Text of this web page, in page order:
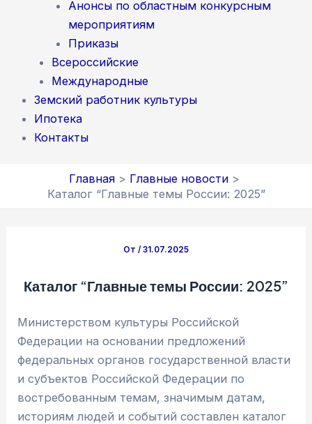
Анонсы по областным конкурсным
мероприятиям
Приказы
Всероссийские
Международные
Земский работник культуры
Ипотека
Контакты
Главная
Главные новости
Каталог “Главные темы России: 2025”
От /31.07.2025
Каталог “Главные темы России: 2025”
Министерством культуры Российской
Федерации на основании предложений
федеральных органов государственной власти
и субъектов Российской Федерации по
востребованным темам, значимым датам,
историям людей и событий составлен каталог